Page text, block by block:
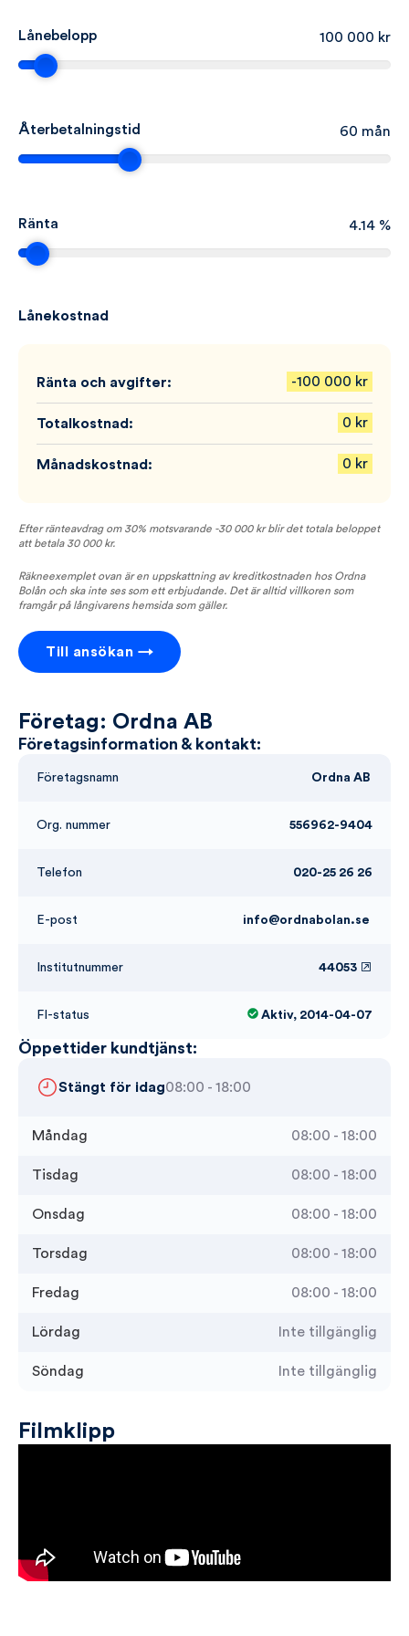
Lånebelopp 100 000
Återbetalningstid 60
Ränta 4.14
Lånekostnad
Ränta och avgifter: -100 000 kr
Totalkostnad: 0 kr
Månadskostnad: 0 kr
Efter ränteavdrag om 30% motsvarande -30 000kr blir det totala beloppet
att betala 30 000kr.
Räkneexemplet ovan är en uppskattning av kreditkostnaden hos Ordna
Bolån och ska inte ses som ett erbjudande. Det är alltid villkoren som
framgår på långivarens hemsida som gäller.
Till ansökan →
Företag: Ordna AB
Företagsinformation & kontakt:
Företagsnamn Ordna AB
Org. nummer 556962-9404
Telefon 020-25 26 26
E-post info@ordnabolan.se
Institutnummer 44053
FI-status Aktiv, 2014-04-07
Öppettider kundtjänst:
Stängt för idag08:00 - 18:00
Måndag 08:00 - 18:00
Tisdag 08:00 - 18:00
Onsdag 08:00 - 18:00
Torsdag 08:00 - 18:00
Fredag 08:00 - 18:00
Lördag Inte tillgänglig
Söndag Inte tillgänglig
Filmklipp